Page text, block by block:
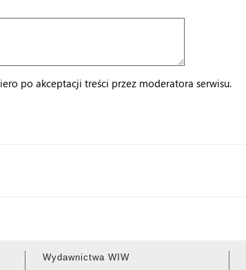
po akceptacji treści przez moderatora serwisu.
Wydawnictwa WIW